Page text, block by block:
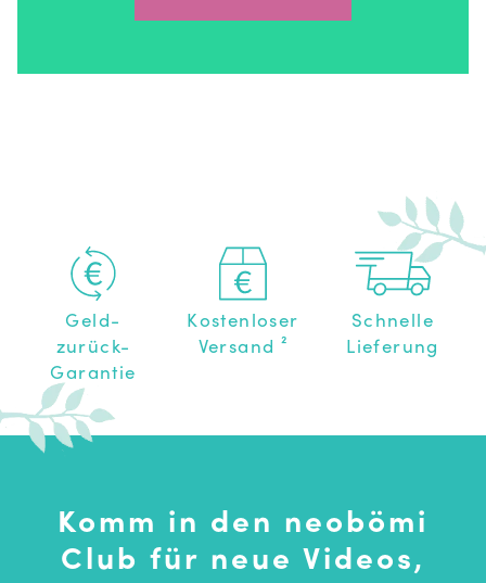
Geld-
zurück-
Garantie
Kostenloser
Versand ²
Schnelle
Lieferung
Komm in den neobömi
Club für neue Videos,